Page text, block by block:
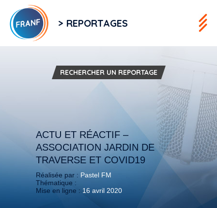
> REPORTAGES
RECHERCHER UN REPORTAGE
ACTU ET RÉACTIF –
ASSOCIATION JARDIN DE
TRAVERSE ET COVID19
Réalisée par : Pastel FM
Thématique :
Mise en ligne : 16 avril 2020